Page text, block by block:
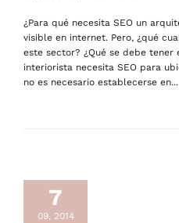
¿Para qué necesita SEO un
visible en internet. Pero, ¿qué
este sector? ¿Qué se debe
interiorista necesita SEO para
no es necesario establecerse en...
7
09, 2014